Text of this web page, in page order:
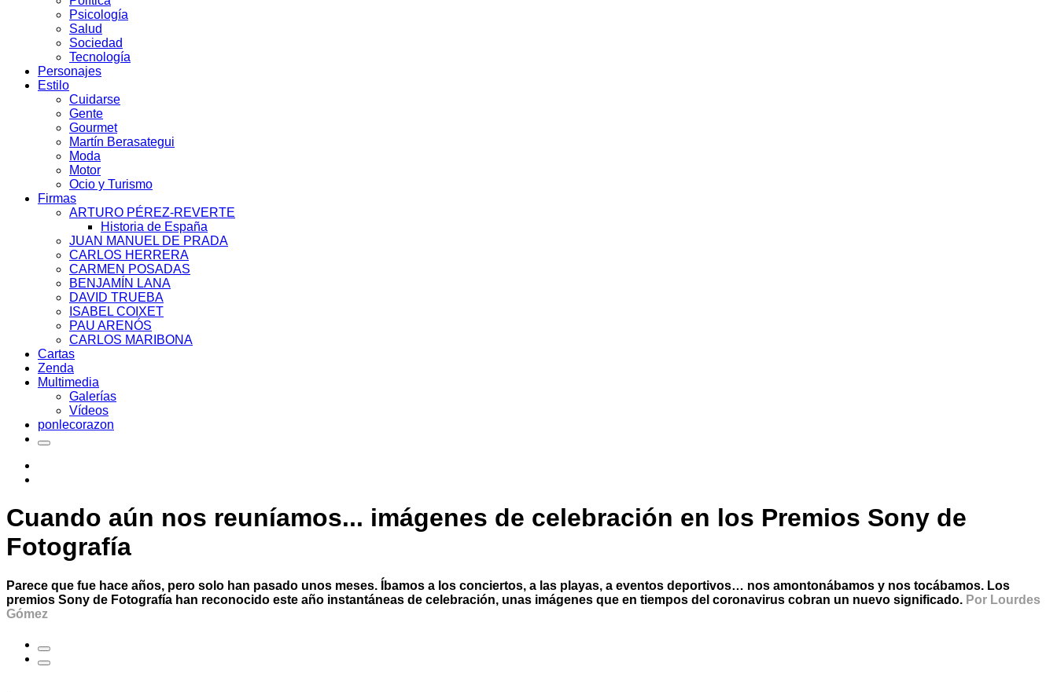
Psicología
Salud
Sociedad
Tecnología
Personajes
Estilo
Cuidarse
Gente
Gourmet
Martín Berasategui
Moda
Motor
Ocio y Turismo
Firmas
ARTURO PÉREZ-REVERTE
Historia de España
JUAN MANUEL DE PRADA
CARLOS HERRERA
CARMEN POSADAS
BENJAMÍN LANA
DAVID TRUEBA
ISABEL COIXET
PAU ARENÓS
CARLOS MARIBONA
Cartas
Zenda
Multimedia
Galerías
Vídeos
ponlecorazon
Cuando aún nos reuníamos... imágenes de celebración en los Premios Sony de
Fotografía
Parece que fue hace años, pero solo han pasado unos meses. Íbamos a los conciertos, a las playas, a eventos deportivos… nos amontonábamos y nos tocábamos. Los
premios Sony de Fotografía han reconocido este año instantáneas de celebración, unas imágenes que en tiempos del coronavirus cobran un nuevo significado. Por Lourdes
Gómez